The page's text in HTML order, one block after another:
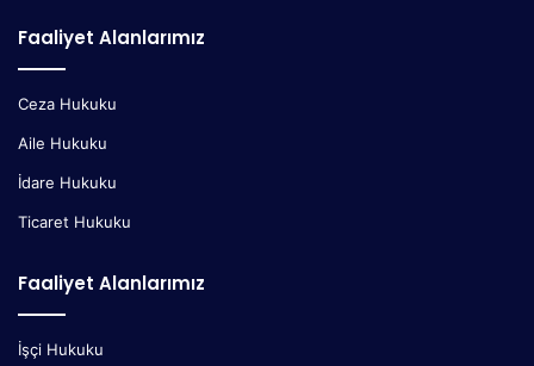
Faaliyet Alanlarımız
Ceza Hukuku
Aile Hukuku
İdare Hukuku
Ticaret Hukuku
Faaliyet Alanlarımız
İşçi Hukuku